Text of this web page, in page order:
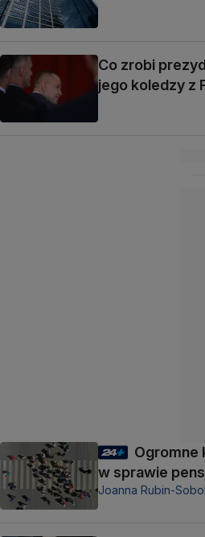
Co zrobi
jego koledzy z
Ogromne
w sprawie
Joanna Rubin-